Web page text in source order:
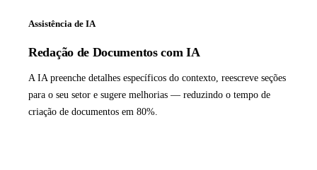
Assistência de IA
Redação de Documentos com IA
A IA preenche detalhes específicos do contexto, reescreve seções
para o seu setor e sugere melhorias — reduzindo o tempo de
criação de documentos em 80%.